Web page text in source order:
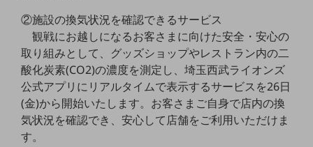
モビリティ
製造・建設業
小売業
キーワードで探す
モバイルTOP
法人向けスマホ・携帯に関する、
②施設の換気状況を確認できるサービス
観戦にお越しになるお客さまに向けた安全・安心の
取り組みとして、グッズショップやレストラン内の二
酸化炭素(CO2)の濃度を測定し、埼玉西武ライオンズ
公式アプリにリアルタイムで表示するサービスを26日
(金)から開始いたします。お客さまご自身で店内の換
気状況を確認でき、安心して店舗をご利用いただけま
す。